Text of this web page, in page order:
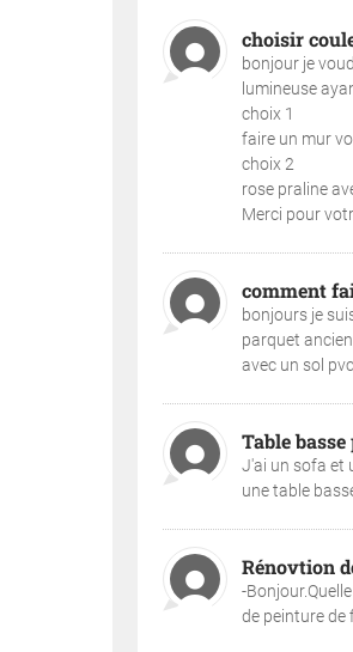
choisir
bonjour je
lumineuse
choix 1
faire un mur
choix 2
rose praline
Merci pour
comment
bonjours je
parquet
avec un sol
Table
J'ai un sofa et
une table
Rénovtion
-
de peinture de